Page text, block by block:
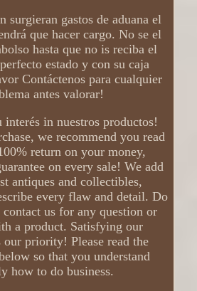
surgieran gastos de aduana el
que hacer cargo. No se el
hasta que no is reciba el
estado y con su caja
Contáctenos para cualquier
antes valorar!
interés in nuestros productos!
we recommend you read
return on your money,
on every sale! We add
antiques and collectibles,
every flaw and detail. Do
contact us for any question or
a product. Satisfying our
our priority! Please read the
so that you understand
how to do business.